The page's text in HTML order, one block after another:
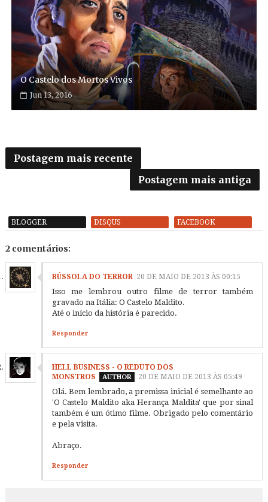
O Castelo dos Mortos Vivos
Jun 13, 2016
Postagem mais recente
Postagem mais antiga
BLOGGER DISQUS FACEBOOK
2 comentários:
BÚSSOLA DO TERROR 20 DE MAIO DE 2013 ÀS 00:15
Isso me lembrou outro filme de terror também
gravado na Itália: O Castelo Maldito.
Até o início da história é parecido.
Responder
HELL BUSINESS - O REDUTO DOS
MONSTROS
20 DE MAIO DE 2013 ÀS 05:49
Olá. Bem lembrado, a premissa inicial é semelhante ao
'O Castelo Maldito aka Herança Maldita' que por sinal
também é um ótimo filme. Obrigado pelo comentário
e pela visita.
Abraço.
Responder